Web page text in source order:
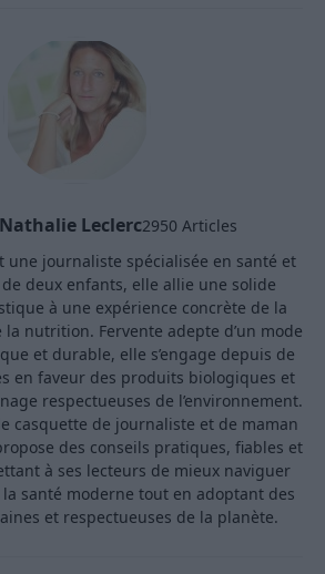
Leclerc2950 Articles
une journaliste spécialisée en santé et
deux enfants, elle allie une solide
à une expérience concrète de la
nutrition. Fervente adepte d’un mode
et durable, elle s’engage depuis de
en faveur des produits biologiques et
respectueuses de l’environnement.
casquette de journaliste et de maman
des conseils pratiques, fiables et
à ses lecteurs de mieux naviguer
santé moderne tout en adoptant des
et respectueuses de la planète.